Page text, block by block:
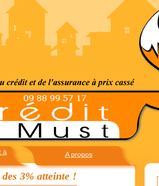
à
A propos
3% atteinte !